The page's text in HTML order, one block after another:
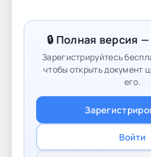
🔒 Полная версия
Зарегистрируйтесь
чтобы открыть документ
его.
Войти